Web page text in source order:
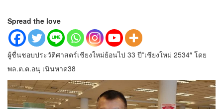
Spread the love
ผู้ชื่นชอบประวัติศาสตร์เชียงใหม่ย้อนไป 33 ปี”เชียงใหม่ 2534″ โดย
พล.ต.ต.อนุ เนินหาด38